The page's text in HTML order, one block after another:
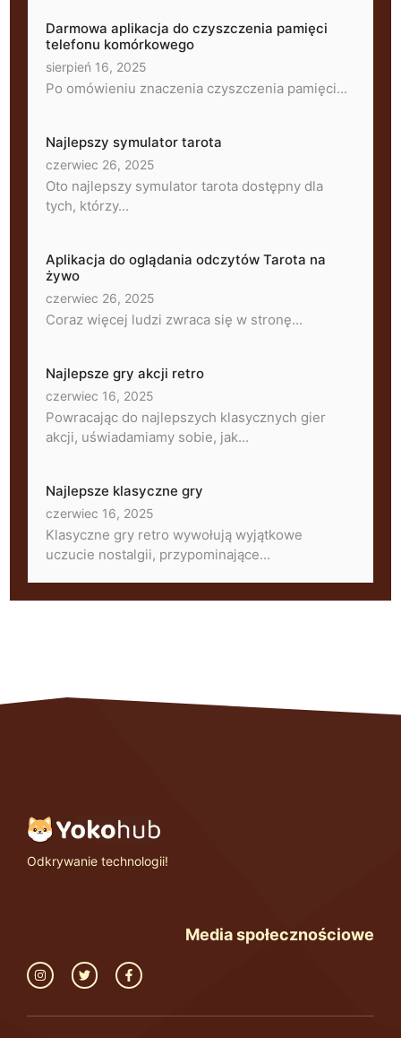
Darmowa aplikacja do czyszczenia pamięci
telefonu komórkowego
sierpień 16, 2025
Po omówieniu znaczenia czyszczenia pamięci...
Najlepszy symulator tarota
czerwiec 26, 2025
Oto najlepszy symulator tarota dostępny dla
tych, którzy...
Aplikacja do oglądania odczytów Tarota na
żywo
czerwiec 26, 2025
Coraz więcej ludzi zwraca się w stronę...
Najlepsze gry akcji retro
czerwiec 16, 2025
Powracając do najlepszych klasycznych gier
akcji, uświadamiamy sobie, jak...
Najlepsze klasyczne gry
czerwiec 16, 2025
Klasyczne gry retro wywołują wyjątkowe
uczucie nostalgii, przypominające...
Odkrywanie technologii!
Media społecznościowe